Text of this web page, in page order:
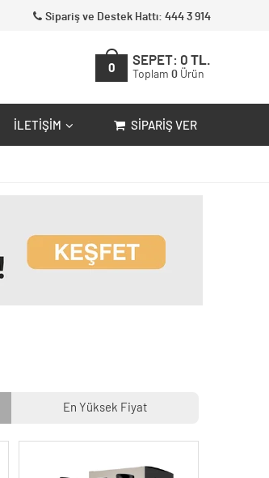
Sipariş ve Destek Hattı: 444 3 914
0
SEPET: 0 TL.
Toplam 0 Ürün
İLETIŞIM SIPARIŞ VER
En Yüksek Fiyat